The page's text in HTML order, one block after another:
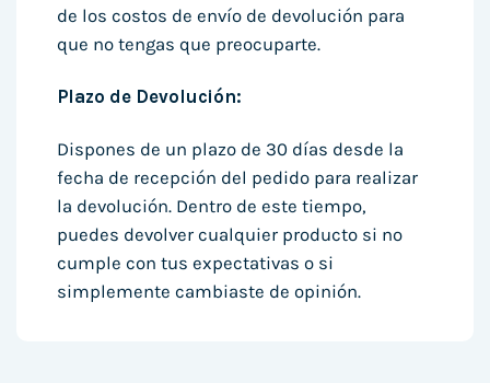
de los costos de envío de devolución para
que no tengas que preocuparte.
Plazo de Devolución:
Dispones de un plazo de 30 días desde la
fecha de recepción del pedido para realizar
la devolución. Dentro de este tiempo,
puedes devolver cualquier producto si no
cumple con tus expectativas o si
simplemente cambiaste de opinión.